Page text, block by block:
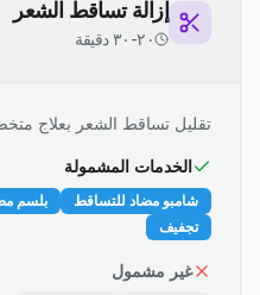
إزالة تساقط الشعر
٢٠-٣٠ دقيقة
تقليل تساقط الشعر بعلاج
الخدمات المشمولة
شامبو مضاد للتساقط بلسم
تجفيف
غير مشمول